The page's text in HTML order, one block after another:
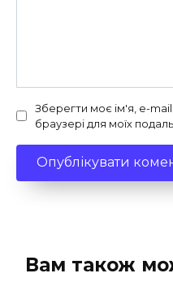
Зберегти моє ім'я, e-
браузері для моїх
Вам також